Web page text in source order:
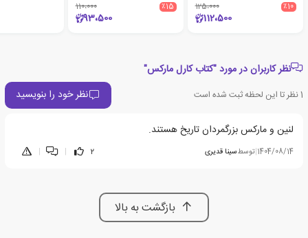
٪10 125،000
112،500
٪15 110،000
93،500
نظر کاربران در مورد "کتاب کارل مارکس"
1نظر تا این لحظه ثبت شده است نظر خود را بنویسید
لنین و مارکس بزرگمردان تاریخ هستند.
1404/08/14
|توسطسینا قدیری 2
|
|
بازگشت به بالا